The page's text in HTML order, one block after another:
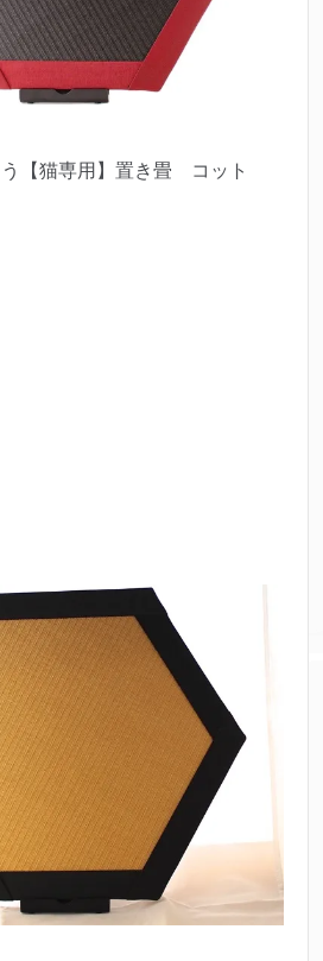
【猫専用】置き畳 コット